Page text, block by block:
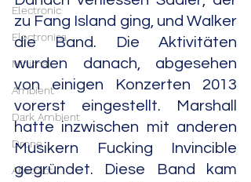
Electronic
Electronica
Minimal
Ambient
Dark Ambient
Drone
Abstract
zu Fang Island ging, und Walker
die Band. Die Aktivitäten
wurden danach, abgesehen
von einigen Konzerten 2013
vorerst eingestellt. Marshall
hatte inzwischen mit anderen
Musikern Fucking Invincible
gegründet. Diese Band kam